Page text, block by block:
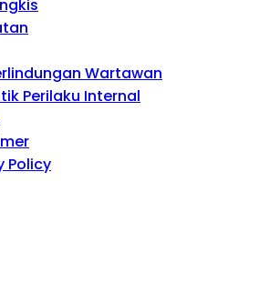
Wartawan
Perilaku Internal
Policy